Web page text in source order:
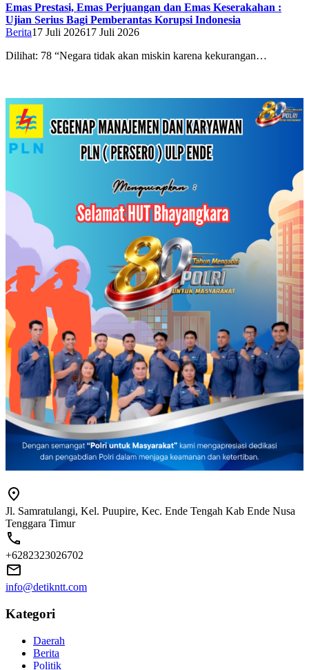
Emas Prestasi, Emas Perjuangan dan Emas Keserakahan :
Ujian Serius Bagi Pemberantas Korupsi Indonesia
Berita17 Juli 202617 Juli 2026
Dilihat: 78 “Negara tidak akan miskin karena kekurangan…
Jl. Samratulangi, Kel. Puupire, Kec. Ende Tengah Kab Ende Nusa
Tenggara Timur
+6282323026702
info@detikntt.com
Kategori
Daerah
Berita
Politik